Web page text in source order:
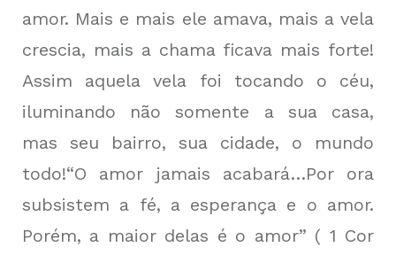
amor. Mais e mais ele amava, mais a vela
crescia, mais a chama ficava mais forte!
Assim aquela vela foi tocando o céu,
iluminando não somente a sua casa,
mas seu bairro, sua cidade, o mundo
todo!“O amor jamais acabará…Por ora
subsistem a fé, a esperança e o amor.
Porém, a maior delas é o amor” ( 1 Cor